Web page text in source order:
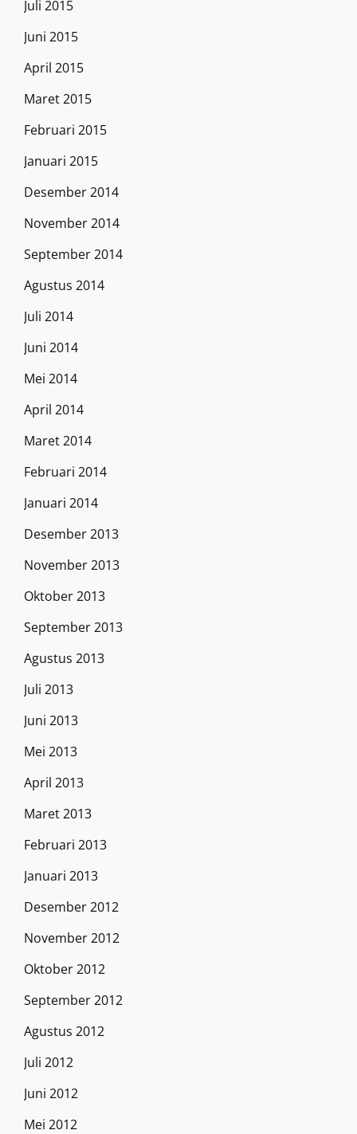
Juli 2015
Juni 2015
April 2015
Maret 2015
Februari 2015
Januari 2015
Desember 2014
November 2014
September 2014
Agustus 2014
Juli 2014
Juni 2014
Mei 2014
April 2014
Maret 2014
Februari 2014
Januari 2014
Desember 2013
November 2013
Oktober 2013
September 2013
Agustus 2013
Juli 2013
Juni 2013
Mei 2013
April 2013
Maret 2013
Februari 2013
Januari 2013
Desember 2012
November 2012
Oktober 2012
September 2012
Agustus 2012
Juli 2012
Juni 2012
Mei 2012